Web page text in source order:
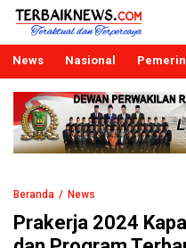
Terbaiknews
Teraktual dan Terpercaya
News Nasional
Beranda News
Prakerja 2024